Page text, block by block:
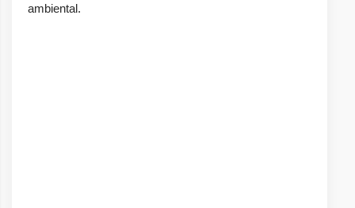
ambiental.